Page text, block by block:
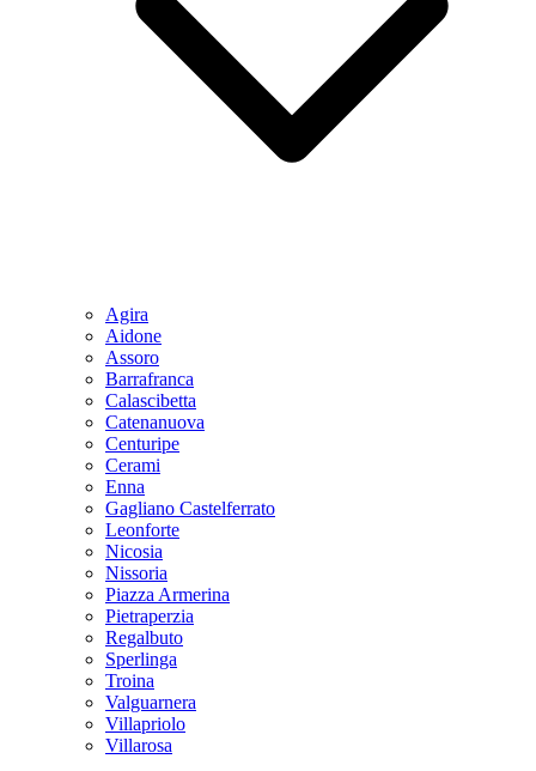
Agira
Aidone
Assoro
Barrafranca
Calascibetta
Catenanuova
Centuripe
Cerami
Enna
Gagliano Castelferrato
Leonforte
Nicosia
Nissoria
Piazza Armerina
Pietraperzia
Regalbuto
Sperlinga
Troina
Valguarnera
Villapriolo
Villarosa